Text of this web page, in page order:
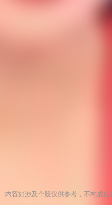
内容如涉及个股仅供参考，不构成